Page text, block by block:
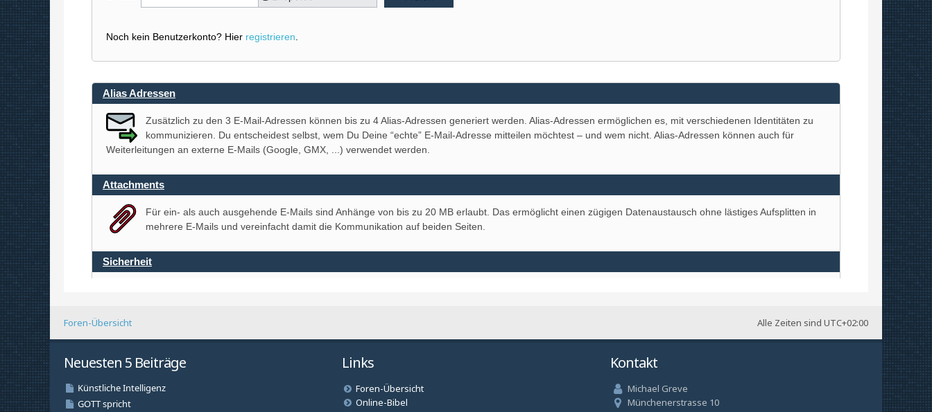
Alle Zeiten sind UTC+02:00
Foren-Übersicht
Neuesten 5 Beiträge Links
Foren-Übersicht
Online-Bibel
Kontakt
Michael Greve
Münchenerstrasse 10